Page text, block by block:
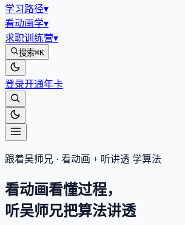
学习路径▾
看动画学▾
求职训练营▾
搜索⌘K
登录开通年卡
跟着吴师兄 · 看动画 + 听讲透 学算法
看动画看懂过程，
听吴师兄把算法讲透